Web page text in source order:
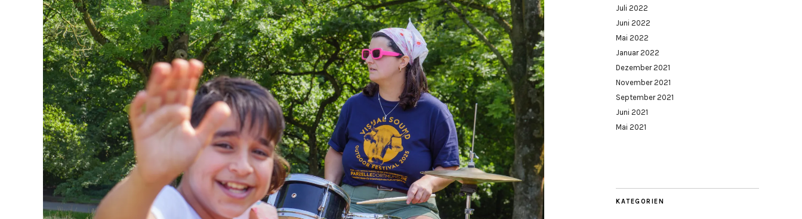
Juli 2022
Juni 2022
Mai 2022
Januar 2022
Dezember 2021
November 2021
September 2021
Juni 2021
Mai 2021
KATEGORIEN